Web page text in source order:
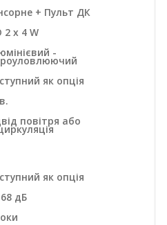
+ Пульт ДК
2 x 4 W
-
як опція
повітря або
як опція
дБ